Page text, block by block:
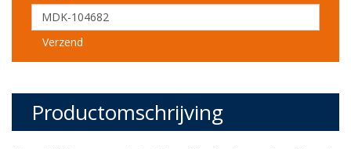
Verzend
Productomschrijving